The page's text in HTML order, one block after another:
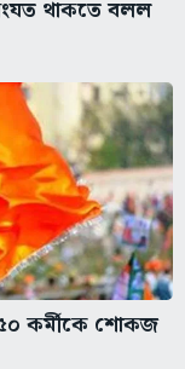
থাকতে বলল
কর্মীকে শোকজ